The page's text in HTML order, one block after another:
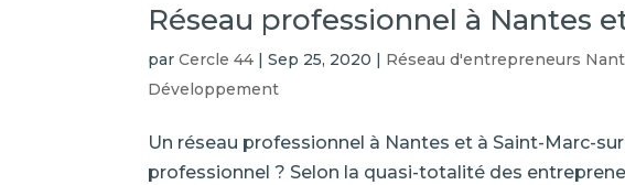
Réseau professionnel à Nantes
parCercle 44 |Sep 25, 2020 | Réseau d'entrepreneurs
Développement
Un réseau professionnel à Nantes et à Saint-Marc-
professionnel ? Selon la quasi-totalité des